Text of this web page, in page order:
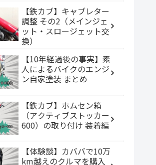
【鉄カブ】キャブレター
調整 その2（メインジェ
ット・スロージェット交
換）
【10年経過後の事実】素
人によるバイクのエンジ
ン自家塗装 まとめ
【鉄カブ】ホムセン箱
（アクティブストッカー
600）の取り付け 装着編
【体験談】カババで10万
km越えのクルマを購入